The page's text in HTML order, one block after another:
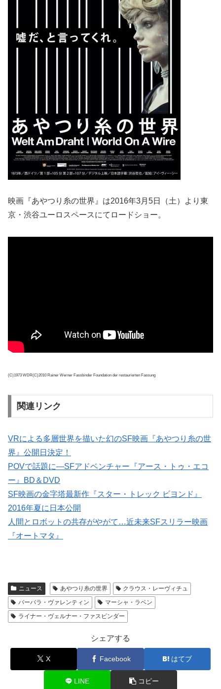
映画『あやつり糸の世界』は2016年3月5日（土）より東
京・渋谷ユーロスペースにてロードショー。
(C)1973 WDR(C)2010 Rainer Werner Fassbinder Foundation der restaurierten Fassung
関連リンク
VRによる多層世界を描いた幻のSF映画『あやつり糸の世
界』公開日決定！
POVで話題に―SFアドベンチャー『アース・トゥ・エコ
ー』BD＆DVD
SF映画の金字塔最新作『スター・トレック ビヨンド』
2016年夏に日本公開
人間とロボットの共存がやがて…近未来SFスリラー映画
『オートマタ』
ニュース あやつり糸の世界
クラウス・レーヴィチュ
バーバラ・ヴァレンティン
マーシャ・ラベン
ライナー・ヴェルナー・ファスビンダー
シェアする
X Facebook はてブ
LINE コピー